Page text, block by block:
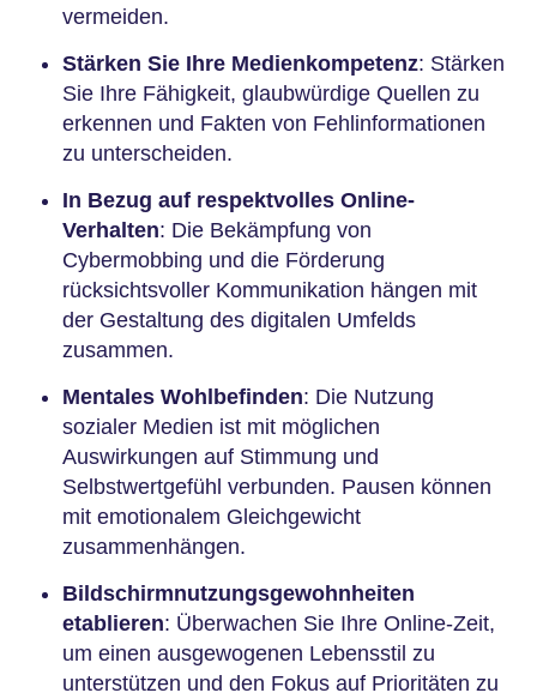
vermeiden.
Stärken Sie Ihre Medienkompetenz: Stärken
Sie Ihre Fähigkeit, glaubwürdige Quellen zu
erkennen und Fakten von Fehlinformationen
zu unterscheiden.
In Bezug auf respektvolles Online-
Verhalten: Die Bekämpfung von
Cybermobbing und die Förderung
rücksichtsvoller Kommunikation hängen mit
der Gestaltung des digitalen Umfelds
zusammen.
Mentales Wohlbefinden: Die Nutzung
sozialer Medien ist mit möglichen
Auswirkungen auf Stimmung und
Selbstwertgefühl verbunden. Pausen können
mit emotionalem Gleichgewicht
zusammenhängen.
Bildschirmnutzungsgewohnheiten
etablieren: Überwachen Sie Ihre Online-Zeit,
um einen ausgewogenen Lebensstil zu
unterstützen und den Fokus auf Prioritäten zu